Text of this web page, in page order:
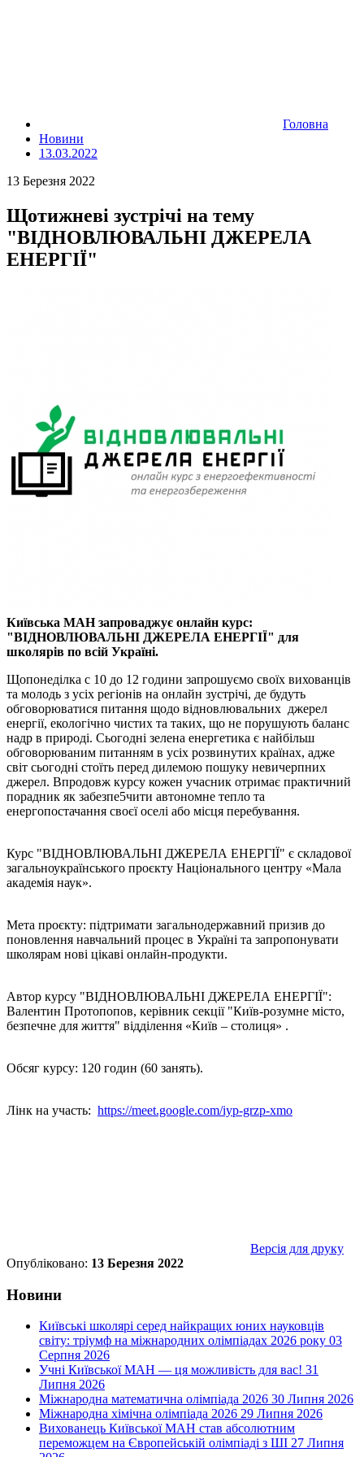
Головна
Новини
13.03.2022
13 Березня 2022
Щотижневі зустрічі на тему
"ВІДНОВЛЮВАЛЬНІ ДЖЕРЕЛА
ЕНЕРГІЇ"
Київська МАН запроваджує онлайн курс:
"ВІДНОВЛЮВАЛЬНІ ДЖЕРЕЛА ЕНЕРГІЇ" для
школярів по всій Україні.
Щопонеділка с 10 до 12 години запрошуємо своїх вихованців
та молодь з усіх регіонів на онлайн зустрічі, де будуть
обговорюватися питання щодо відновлювальних джерел
енергії, екологічно чистих та таких, що не порушують баланс
надр в природі. Сьогодні зелена енергетика є найбільш
обговорюваним питанням в усіх розвинутих країнах, адже
світ сьогодні стоїть перед дилемою пошуку невичерпних
джерел. Впродовж курсу кожен учасник отримає практичний
порадник як забезпе5чити автономне тепло та
енергопостачання своєї оселі або місця перебування.
Курс "ВІДНОВЛЮВАЛЬНІ ДЖЕРЕЛА ЕНЕРГІЇ" є складової
загальноукраїнського проєкту Національного центру «Мала
академія наук».
Мета проєкту: підтримати загальнодержавний призив до
поновлення навчальний процес в Україні та запропонувати
школярам нові цікаві онлайн-продукти.
Автор курсу "ВІДНОВЛЮВАЛЬНІ ДЖЕРЕЛА ЕНЕРГІЇ":
Валентин Протопопов, керівник секції "Київ-розумне місто,
безпечне для життя" відділення «Київ – столиця» .
Обсяг курсу: 120 годин (60 занять).
Лінк на участь: https://meet.google.com/iyp-grzp-xmo
Версія для друку
Опубліковано: 13 Березня 2022
Новини
Київські школярі серед найкращих юних науковців
світу: тріумф на міжнародних олімпіадах 2026 року 03
Серпня 2026
Учні Київської МАН — ця можливість для вас! 31
Липня 2026
Міжнародна математична олімпіада 2026 30 Липня 2026
Міжнародна хімічна олімпіада 2026 29 Липня 2026
Вихованець Київської МАН став абсолютним
переможцем на Європейській олімпіаді з ШІ 27 Липня